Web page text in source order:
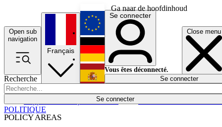
Ga naar de hoofdinhoud
Open sub
navigation
Close menu
Recherche
Se connecter
POLICY AREAS
Économie
Français
English
Deutsch
Español
Se connecter
Vous êtes déconnecté.
Se connecter
POLITIQUE